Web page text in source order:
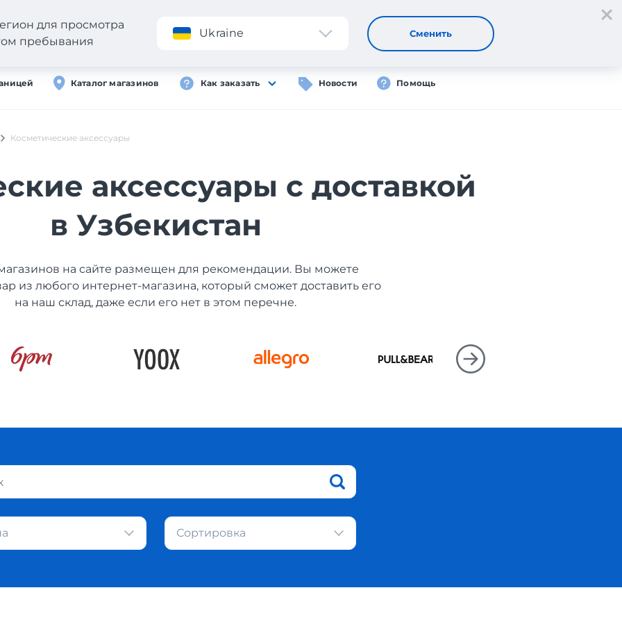
Приложение Регистрация Вход
Каталог магазинов Как заказать Новости Помощь
для просмотра
пребывания
Ukraine Сменить
Косметические аксессуары
аксессуары с доставкой
в Узбекистан
на сайте размещен для рекомендации. Вы можете
из любого интернет-магазина, который сможет доставить его
на наш склад, даже если его нет в этом перечне.
Сортировка